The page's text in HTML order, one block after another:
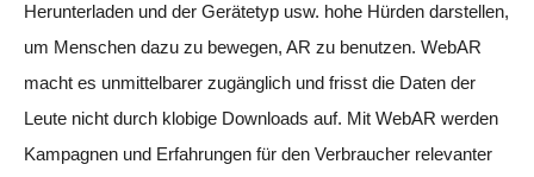
Herunterladen und der Gerätetyp usw. hohe Hürden darstellen,
um Menschen dazu zu bewegen, AR zu benutzen. WebAR
macht es unmittelbarer zugänglich und frisst die Daten der
Leute nicht durch klobige Downloads auf. Mit WebAR werden
Kampagnen und Erfahrungen für den Verbraucher relevanter